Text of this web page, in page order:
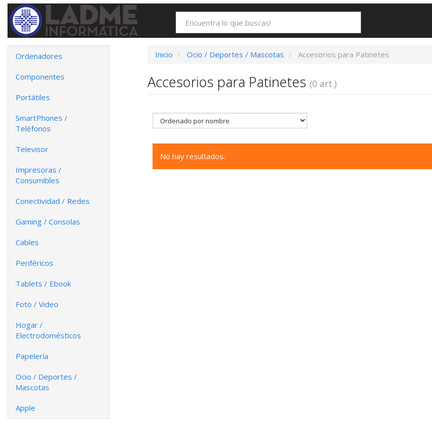
Ordenadores
Componentes
Portátiles
SmartPhones /
Teléfonos
Televisor
Impresoras /
Consumibles
Conectividad / Redes
Gaming / Consolas
Cables
Periféricos
Tablets / Ebook
Foto / Video
Hogar /
Electrodomésticos
Papelería
Ocio / Deportes /
Mascotas
Apple
Inicio Ocio / Deportes / Mascotas Accesorios para Patinetes
Accesorios para Patinetes (0 art.)
No hay resultados.